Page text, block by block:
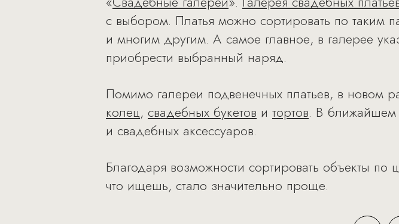
с выбором. Платья можно сортировать по таким
и многим другим. А самое главное, в галерее
приобрести выбранный наряд.
Помимо галереи подвенечных платьев, в новом
колец, свадебных букетов и тортов. В ближайшем
и свадебных аксессуаров.
Благодаря возможности сортировать объекты
что ищешь, стало значительно проще.